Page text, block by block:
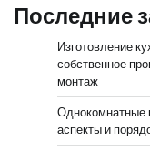
Последние
Изготовление
собственное
монтаж
Однокомнатные
аспекты и